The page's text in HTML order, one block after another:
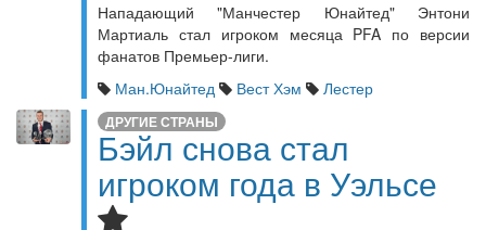
Нападающий "Манчестер Юнайтед" Энтони
Мартиаль стал игроком месяца PFA по версии
фанатов Премьер-лиги.
Ман.Юнайтед
Вест Хэм Лестер
ДРУГИЕ СТРАНЫ
Бэйл снова стал
игроком года в Уэльсе